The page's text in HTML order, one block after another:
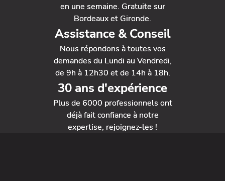
en une semaine. Gratuite sur
Bordeaux et Gironde.
Assistance & Conseil
Nous répondons à toutes vos
demandes du Lundi au Vendredi,
de 9h à 12h30 et de 14h à 18h.
30 ans d'expérience
Plus de 6000 professionnels ont
déjà fait confiance à notre
expertise, rejoignez-les !